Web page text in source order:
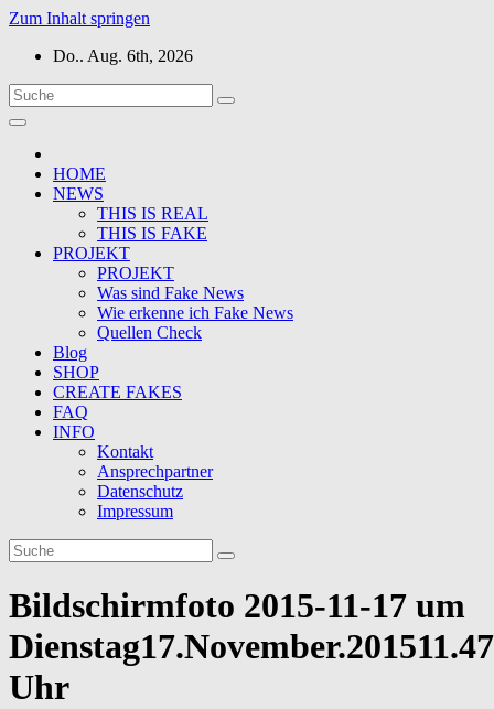
Zum Inhalt springen
Do.. Aug. 6th, 2026
HOME
NEWS
THIS IS REAL
THIS IS FAKE
PROJEKT
PROJEKT
Was sind Fake News
Wie erkenne ich Fake News
Quellen Check
Blog
SHOP
CREATE FAKES
FAQ
INFO
Kontakt
Ansprechpartner
Datenschutz
Impressum
Bildschirmfoto 2015-11-17 um
Dienstag17.November.201511.47
Uhr